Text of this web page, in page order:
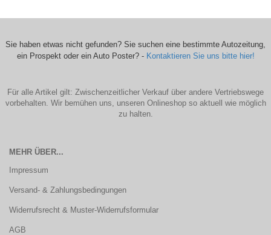
Sie haben etwas nicht gefunden? Sie suchen eine bestimmte Autozeitung,
ein Prospekt oder ein Auto Poster? - Kontaktieren Sie uns bitte hier!
Für alle Artikel gilt: Zwischenzeitlicher Verkauf über andere Vertriebswege
vorbehalten. Wir bemühen uns, unseren Onlineshop so aktuell wie möglich
zu halten.
MEHR ÜBER...
Impressum
Versand- & Zahlungsbedingungen
Widerrufsrecht & Muster-Widerrufsformular
AGB